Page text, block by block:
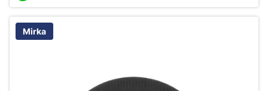
Mirka